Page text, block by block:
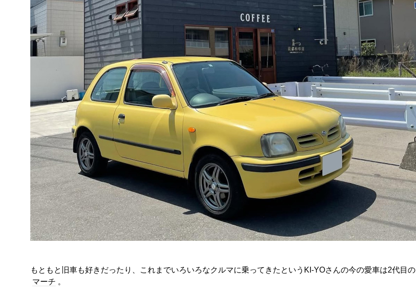
もともと旧車も好きだったり、これまでいろいろなクルマに乗ってきたというKI-YOさんの今の愛車は2代目の
マーチ 。